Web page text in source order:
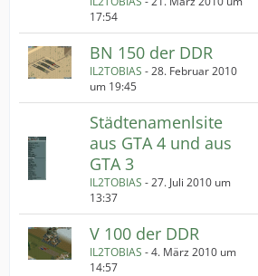
17:54
BN 150 der DDR
IL2TOBIAS -28. Februar 2010
um 19:45
Städtenamenlsite
aus GTA 4 und aus
GTA 3
IL2TOBIAS -27. Juli 2010 um
13:37
V 100 der DDR
IL2TOBIAS -4. März 2010 um
14:57